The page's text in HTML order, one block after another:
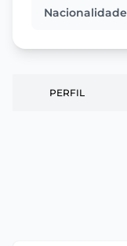
Nacionalidade
PERFIL